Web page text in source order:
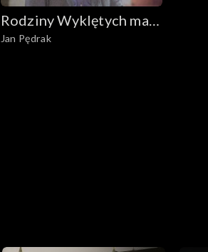
Rodziny Wyklętych mają
głos
Jan Pędrak